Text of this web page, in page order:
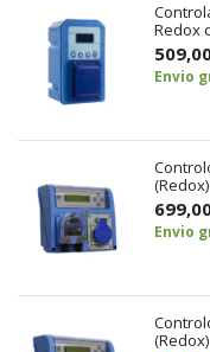
Redox
Envio
Envio
(Redox)